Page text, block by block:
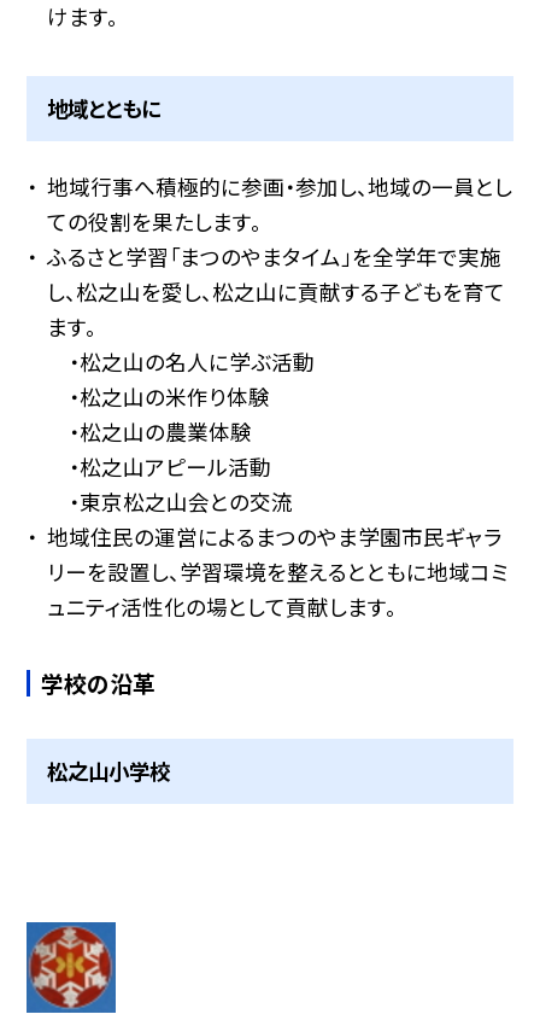
けます。
地域とともに
地域行事へ積極的に参画・参加し、地域の一員とし
ての役割を果たします。
ふるさと学習「まつのやまタイム」を全学年で実施
し、松之山を愛し、松之山に貢献する子どもを育て
ます。
・松之山の名人に学ぶ活動
・松之山の米作り体験
・松之山の農業体験
・松之山アピール活動
・東京松之山会との交流
地域住民の運営によるまつのやま学園市民ギャラ
リーを設置し、学習環境を整えるとともに地域コミ
ュニティ活性化の場として貢献します。
学校の沿革
松之山小学校